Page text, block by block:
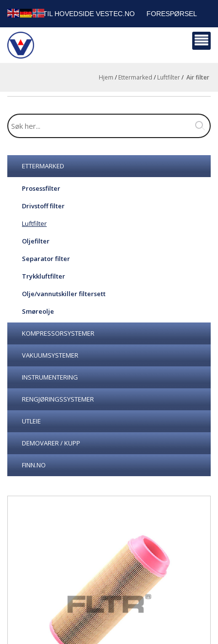
TILBAKE TIL HOVEDSIDE VESTEC.NO FORESPØRSEL
HANDLEVOGN
BEDRIFTSKUNDER
Hjem / Ettermarked / Luftfilter/ air filter
ETTERMARKED
Prosessfilter
Drivstoff filter
Luftfilter
Oljefilter
Separator filter
Trykkluftfilter
Olje/vannutskiller filtersett
Smøreolje
KOMPRESSORSYSTEMER
VAKUUMSYSTEMER
INSTRUMENTERING
RENGJØRINGSSYSTEMER
UTLEIE
DEMOVARER / KUPP
FINN.NO